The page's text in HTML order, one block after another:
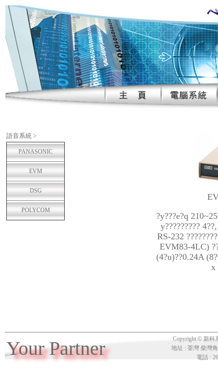
語音系統 >
PANASONIC
EVM
DSG
POLYCOM
?y???e?q
y?????????
RS-232
EVM83-4LC)
(4?u)??0.24A
x
Your Partner
Copyright © 新科
地址 : 荃灣 柴灣
電話 :